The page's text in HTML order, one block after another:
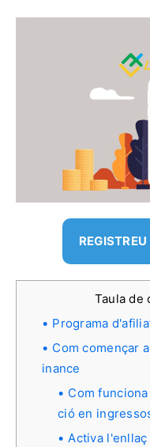
Taula de
Programa
Com començar
inance
Com
ció en
Activa